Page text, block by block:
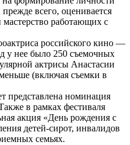
всего, оценивается
работающих с
российского кино —
у нее было 250 съемочных
актрисы Анастасии
(включая съемки в
представлена номинация
в рамках фестиваля
акция «День рождения с
детей-сирот, инвалидов
семьях.